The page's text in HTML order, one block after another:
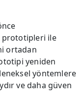
prototipleri ile
ortadan
yeniden
yöntemlere
ve daha güven